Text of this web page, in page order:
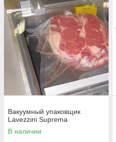
Вакуумный упаковщик
Lavezzini Suprema
В наличии